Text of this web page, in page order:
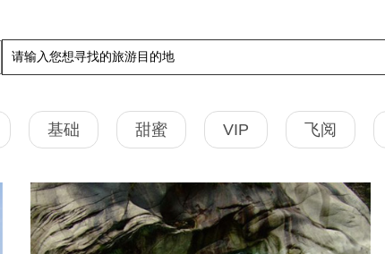
基础 甜蜜 VIP 飞阅